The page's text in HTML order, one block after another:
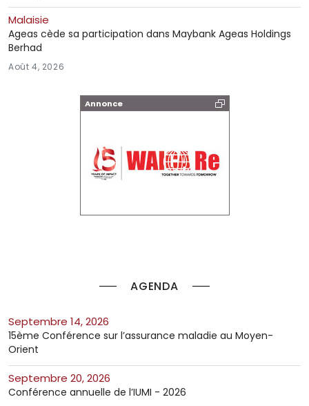
Annonce
AGENDA
septembre 14, 2026
15ème Conférence sur l’assurance maladie au Moyen-
Orient
septembre 20, 2026
Conférence annuelle de l’IUMI - 2026
Malaisie
Ageas cède sa participation dans Maybank Ageas Holdings
Berhad
Août 4, 2026